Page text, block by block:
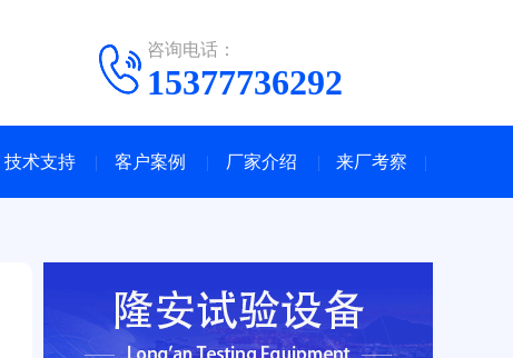
咨询电话：
15377736292
技术支持 客户案例 厂家介绍 来厂考察